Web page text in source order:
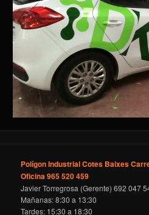
Polígon Industrial Cotes Baixes
Oficina 965 520 459
Javier Torregrosa (Gerente) 692 047
Mañanas: 8:30 a 13:30
Tardes: 15:30 a 18:30